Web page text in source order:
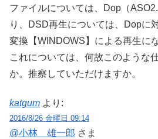
ファイルについては、Dop（
り、DSD再生については、Dopに
変換【WINDOWS】による再生に
これについては、何故このような
か。推察していただけますか。
katgum より:
2016/8/26 金曜日 09:14
@小林 雄一郎 さま